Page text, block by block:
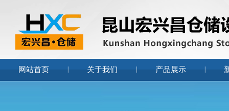
网站首页 关于我们 产品展示